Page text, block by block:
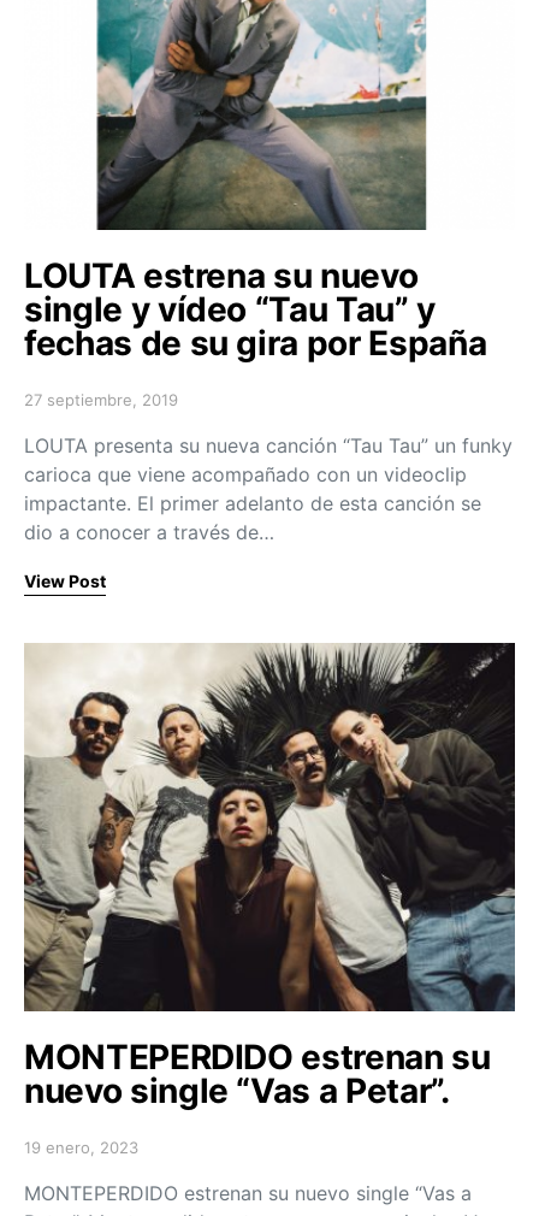
LOUTA estrena su nuevo
single y vídeo “Tau Tau” y
fechas de su gira por España
Posted on
27 septiembre, 2019
LOUTA presenta su nueva canción “Tau Tau” un funky
carioca que viene acompañado con un videoclip
impactante. El primer adelanto de esta canción se
dio a conocer a través de…
View Post
MONTEPERDIDO estrenan su
nuevo single “Vas a Petar”.
Posted on
19 enero, 2023
MONTEPERDIDO estrenan su nuevo single “Vas a